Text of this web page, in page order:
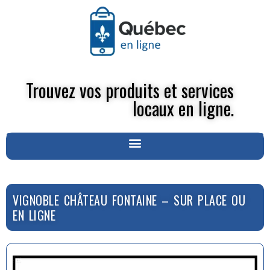
Trouvez vos produits et services
locaux en ligne.
VIGNOBLE CHÂTEAU FONTAINE – SUR PLACE OU
EN LIGNE